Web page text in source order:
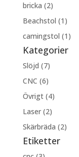
bricka (2)
Beachstol (1)
camingstol (1)
Kategorier
Slöjd (7)
CNC (6)
Övrigt (4)
Laser (2)
Skärbräda (2)
Etiketter